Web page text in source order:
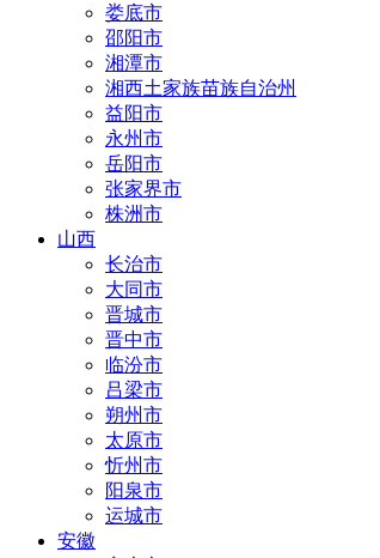
娄底市
邵阳市
湘潭市
湘西土家族苗族自治州
益阳市
永州市
岳阳市
张家界市
株洲市
山西
长治市
大同市
晋城市
晋中市
临汾市
吕梁市
朔州市
太原市
忻州市
阳泉市
运城市
安徽